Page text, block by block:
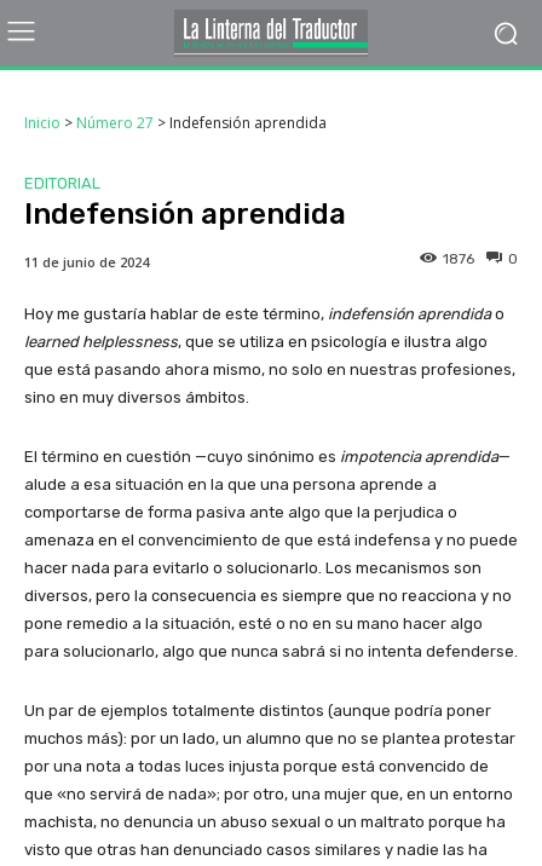
Inicio > Número 27 > Indefensión aprendida
EDITORIAL
Indefensión aprendida
0
1876
11 de junio de 2024
Hoy me gustaría hablar de este término, indefensión aprendidao
learned helplessness, que se utiliza en psicología e ilustra algo
que está pasando ahora mismo, no solo en nuestras profesiones,
sino en muy diversos ámbitos.
El término en cuestión —cuyo sinónimo es impotencia aprendida—
alude a esa situación en la que una persona aprende a
comportarse de forma pasiva ante algo que la perjudica o
amenaza en el convencimiento de que está indefensa y no puede
hacer nada para evitarlo o solucionarlo. Los mecanismos son
diversos, pero la consecuencia es siempre que no reacciona y no
pone remedio a la situación, esté o no en su mano hacer algo
para solucionarlo, algo que nunca sabrá si no intenta defenderse.
Un par de ejemplos totalmente distintos (aunque podría poner
muchos más): por un lado, un alumno que no se plantea protestar
por una nota a todas luces injusta porque está convencido de
que «no servirá de nada»; por otro, una mujer que, en un entorno
machista, no denuncia un abuso sexual o un maltrato porque ha
visto que otras han denunciado casos similares y nadie las ha